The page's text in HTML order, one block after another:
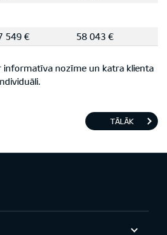
549 € 58 043 €
informatīva nozīme un katra klienta
TĀLĀK